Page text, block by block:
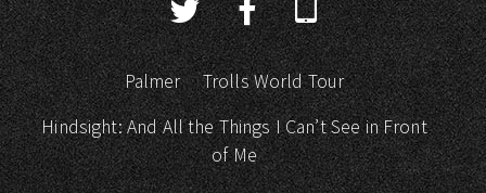
Palmer
Trolls World Tour
Hindsight: And All the Things I Can’t See in Front
of Me